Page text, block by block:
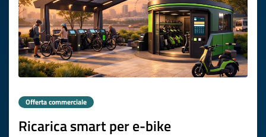
Offerta commerciale
Ricarica smart per e-bike